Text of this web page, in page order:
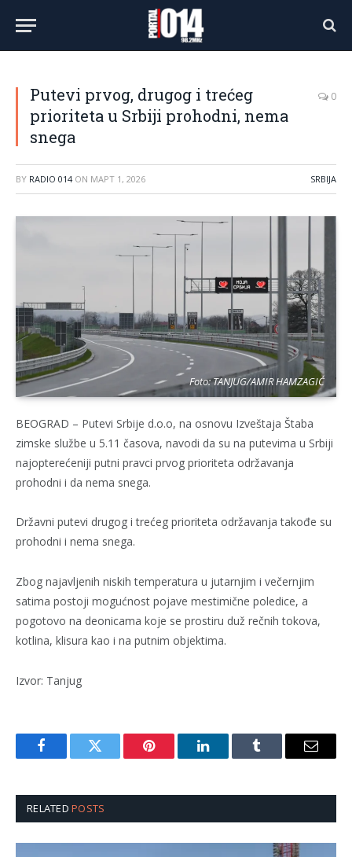
Putevi prvog, drugog i trećeg
prioriteta u Srbiji prohodni, nema
snega
0
BY RADIO 014 ON МАРТ 1, 2026 SRBIJA
Foto: TANJUG/AMIR HAMZAGIĆ
BEOGRAD – Putevi Srbije d.o.o, na osnovu Izveštaja Štaba
zimske službe u 5.11 časova, navodi da su na putevima u Srbiji
najopterećeniji putni pravci prvog prioriteta održavanja
prohodni i da nema snega.
Državni putevi drugog i trećeg prioriteta održavanja takođe su
prohodni i nema snega.
Zbog najavljenih niskih temperatura u jutarnjim i večernjim
satima postoji mogućnost pojave mestimične poledice, a
pogotovo na deonicama koje se prostiru duž rečnih tokova,
kotlina, klisura kao i na putnim objektima.
Izvor: Tanjug
FacebookTwitter Pinterest LinkedInTumblr Email
RELATEDPOSTS